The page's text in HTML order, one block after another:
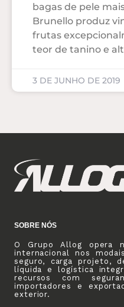
bagas de pele
Brunello produz
frutas
teor de tanino e
3 DE JUNHO DE 2019
SOBRE NÓS
O Grupo Allog opera
internacional nos
seguro, carga projeto,
líquida e logística
recursos com
importadores e
exterior.